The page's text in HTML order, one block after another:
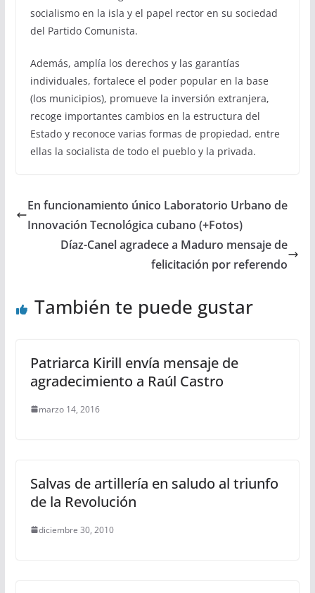
socialismo en la isla y el papel rector en su sociedad
del Partido Comunista.
Además, amplía los derechos y las garantías
individuales, fortalece el poder popular en la base
(los municipios), promueve la inversión extranjera,
recoge importantes cambios en la estructura del
Estado y reconoce varias formas de propiedad, entre
ellas la socialista de todo el pueblo y la privada.
En funcionamiento único Laboratorio Urbano de
Innovación Tecnológica cubano (+Fotos)
Díaz-Canel agradece a Maduro mensaje de
felicitación por referendo
También te puede gustar
Patriarca Kirill envía mensaje de
agradecimiento a Raúl Castro
marzo 14, 2016
Salvas de artillería en saludo al triunfo
de la Revolución
diciembre 30, 2010